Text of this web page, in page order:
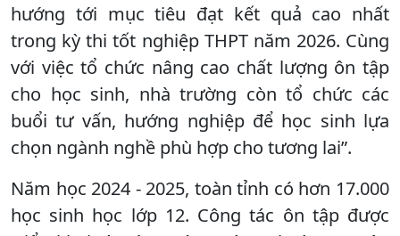
hướng tới mục tiêu đạt kết quả cao nhất
trong kỳ thi tốt nghiệp THPT năm 2026. Cùng
với việc tổ chức nâng cao chất lượng ôn tập
cho học sinh, nhà trường còn tổ chức các
buổi tư vấn, hướng nghiệp để học sinh lựa
chọn ngành nghề phù hợp cho tương lai”.
Năm học 2024 - 2025, toàn tỉnh có hơn 17.000
học sinh học lớp 12. Công tác ôn tập được